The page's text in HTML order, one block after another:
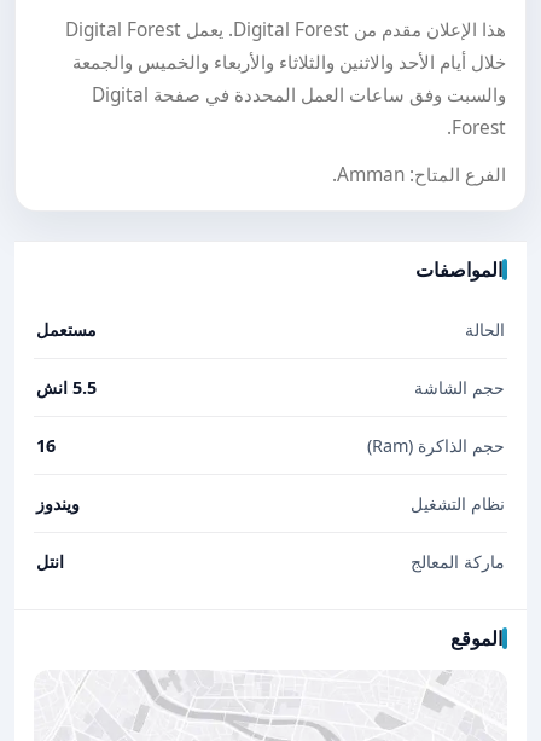
هذا الإعلان مقدم من Digital Forest. يعمل Digital Forest
خلال أيام الأحد والاثنين والثلاثاء والأربعاء والخميس والجمعة
والسبت وفق ساعات العمل المحددة في صفحة Digital
Forest.
الفرع المتاح: Amman.
المواصفات
الحالة مستعمل
حجم الشاشة 5.5 انش
حجم الذاكرة (Ram) 16
نظام التشغيل ويندوز
ماركة المعالج انتل
الموقع